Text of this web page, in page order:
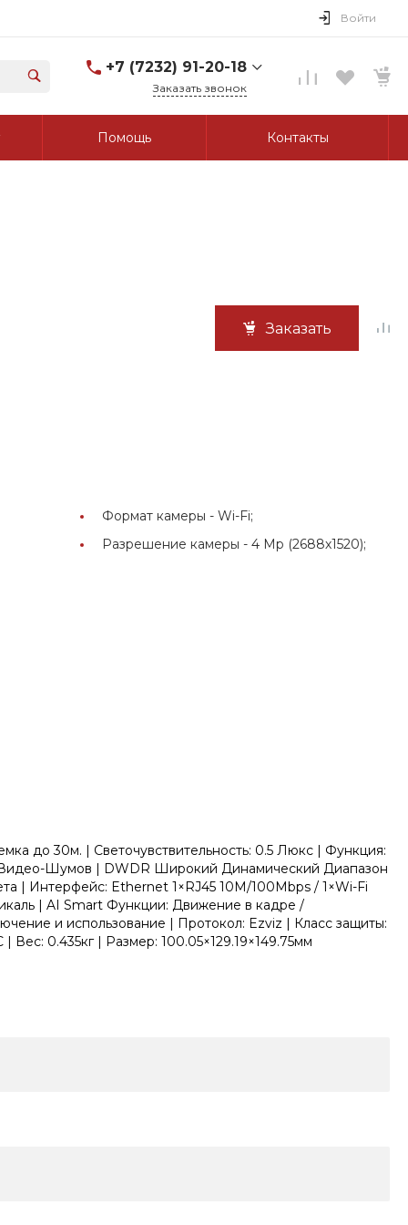
Войти
+7 (7232) 91-20-18
г. Усть-Каменогорск, ул.
Заказать звонок
Помощь Контакты
Заказать
Формат камеры -Wi-Fi;
Разрешение камеры -4 Мр (2688х1520);
до 30м. | Светочувствительность: 0.5 Люкс | Функция:
Шумов | DWDR Широкий Динамический Диапазон
| Интерфейс: Ethernet 1×RJ45 10M/100Mbps / 1×Wi-Fi
| AI Smart Функции: Движение в кадре /
и использование | Протокол: Ezviz | Класс защиты:
0.435кг | Размер: 100.05×129.19×149.75мм